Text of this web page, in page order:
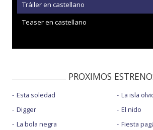
Tráiler en castellano
Teaser en castellano
PROXIMOS
Esta soledad
Digger
La bola negra
La isla
El nido
Fiesta